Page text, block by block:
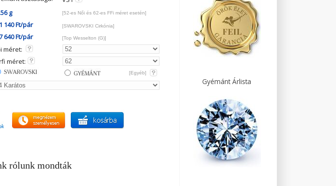
g [52-es Női és 62-es FFi méret esetén]
140 Ft/pár [SWAROVSKI Cirkónia]
640 Ft/pár [Top Wesselton (G)]
méret:
méret:
[Egyéb]
rólunk mondták
Gyémánt Árlista